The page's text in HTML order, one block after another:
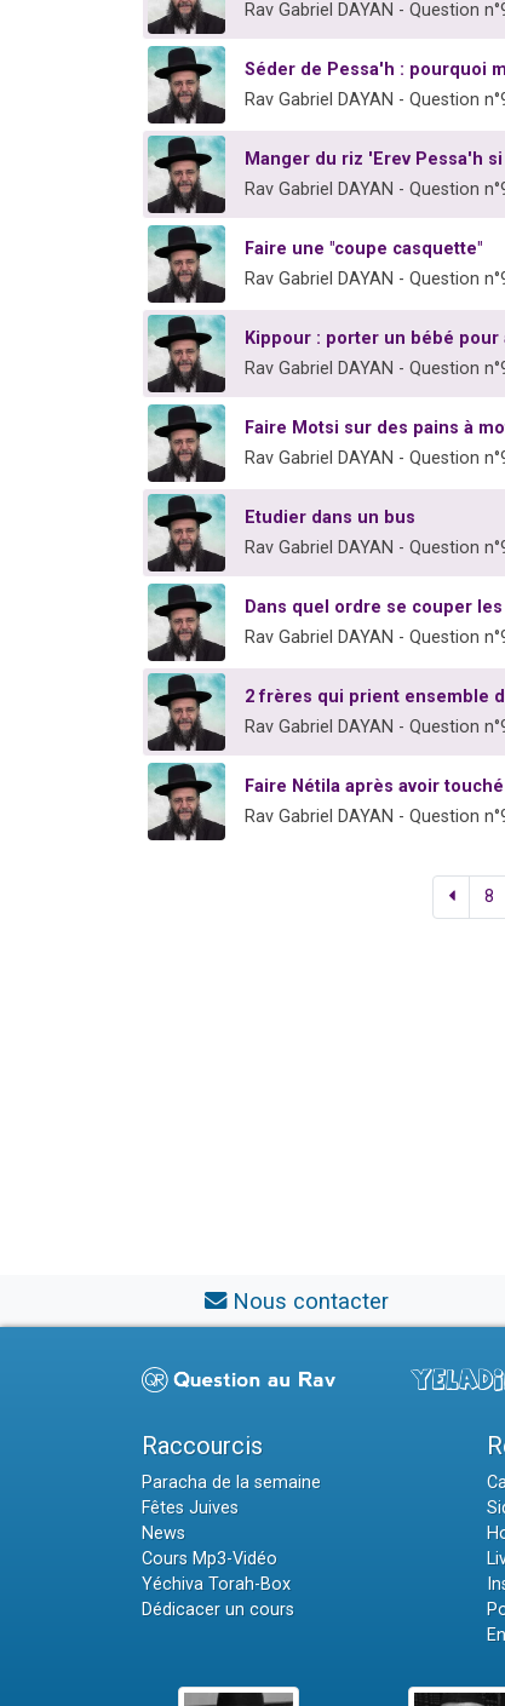
Rav Gabriel DAYAN - Question
Séder de Pessa'h : pourquoi
Rav Gabriel DAYAN - Question
Manger du riz 'Erev Pessa'h
Rav Gabriel DAYAN - Question
Faire une "coupe casquette"
Rav Gabriel DAYAN - Question
Kippour : porter un bébé pour
Rav Gabriel DAYAN - Question
Faire Motsi sur des pains à
Rav Gabriel DAYAN - Question
Etudier dans un bus
Rav Gabriel DAYAN - Question
Dans quel ordre se couper
Rav Gabriel DAYAN - Question
2 frères qui prient ensemble
Rav Gabriel DAYAN - Question
Faire Nétila après avoir
Rav Gabriel DAYAN - Question
8
Nous contacter
Raccourcis
Paracha de la semaine
Fêtes Juives
News
Cours Mp3-Vidéo
Yéchiva Torah-Box
Dédicacer un cours